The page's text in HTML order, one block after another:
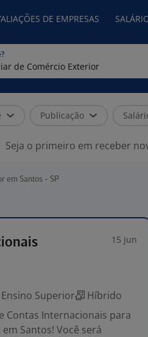
DE EMPRESAS
Publicação
Seja o primeiro em receber
em Santos - SP
15 jun
Ensino Superior
Híbrido
Contas Internacionais para
Santos! Você será